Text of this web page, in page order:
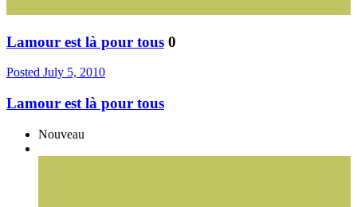
Lamour est là pour tous 0
Posted July 5, 2010
Lamour est là pour tous
Nouveau